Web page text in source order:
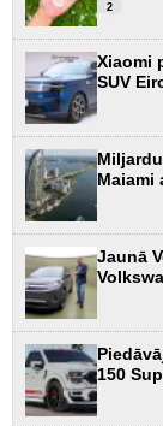
2
Xiaomi
SUV
Maiami
Jaunā
150